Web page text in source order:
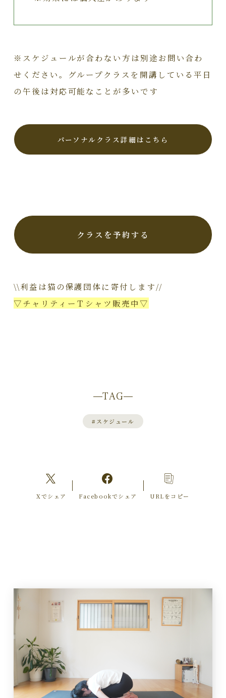
※スケジュールが合わない方は別途お問い合わ
せください。グループクラスを開講している平日
の午後は対応可能なことが多いです
パーソナルクラス詳細はこちら
クラスを予約する
\\利益は猫の保護団体に寄付します//
▽チャリティーＴシャツ販売中▽
TAG
# スケジュール
Xでシェア Facebookでシェア URLをコピー